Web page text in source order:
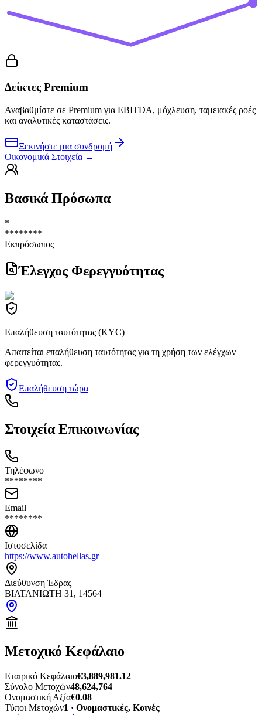
Δείκτες Premium
Αναβαθμίστε σε Premium για EBITDA, μόχλευση, ταμειακές ροές
και αναλυτικές καταστάσεις.
Ξεκινήστε μια συνδρομή
Οικονομικά Στοιχεία →
Βασικά Πρόσωπα
*
********
Εκπρόσωπος
Έλεγχος Φερεγγυότητας
Επαλήθευση ταυτότητας (KYC)
Απαιτείται επαλήθευση ταυτότητας για τη χρήση των ελέγχων
φερεγγυότητας.
Επαλήθευση τώρα
Στοιχεία Επικοινωνίας
Τηλέφωνο
********
Email
********
Ιστοσελίδα
https://www.autohellas.gr
Διεύθυνση Έδρας
ΒΙΛΤΑΝΙΩΤΗ 31, 14564
Μετοχικό Κεφάλαιο
Εταιρικό Κεφάλαιο€3,889,981.12
Σύνολο Μετοχών48,624,764
Ονομαστική Αξία€0.08
Τύποι Μετοχών1 · Ονομαστικές, Κοινές